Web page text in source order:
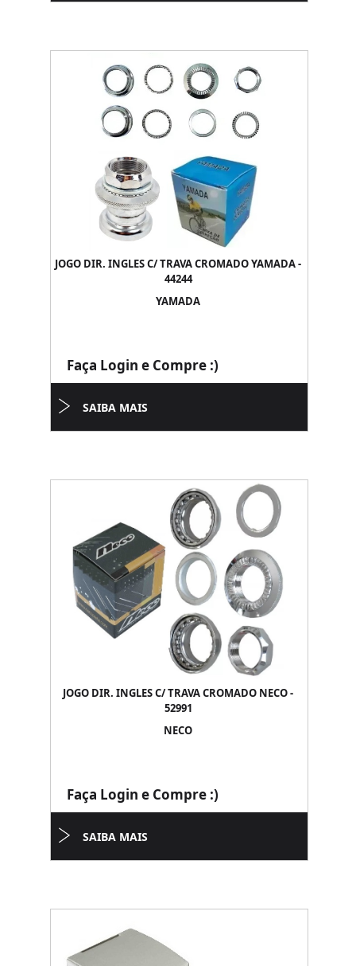
JOGO DIR. INGLES C/ TRAVA CROMADO YAMADA -
44244
YAMADA
Faça Login e Compre :)
SAIBA MAIS
JOGO DIR. INGLES C/ TRAVA CROMADO NECO -
52991
NECO
Faça Login e Compre :)
SAIBA MAIS